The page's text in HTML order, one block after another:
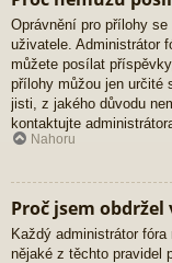
Oprávnění pro přílohy
uživatele. Administrátor
můžete posílat
přílohy můžou jen určité
jisti, z jakého důvodu
kontaktujte
Nahoru
Proč jsem
Každý administrátor
nějaké z těchto pravidel